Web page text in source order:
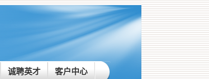
诚聘英才 客户中心